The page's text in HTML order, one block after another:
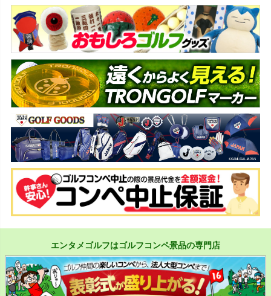
エンタメゴルフはゴルフコンペ景品の専門店